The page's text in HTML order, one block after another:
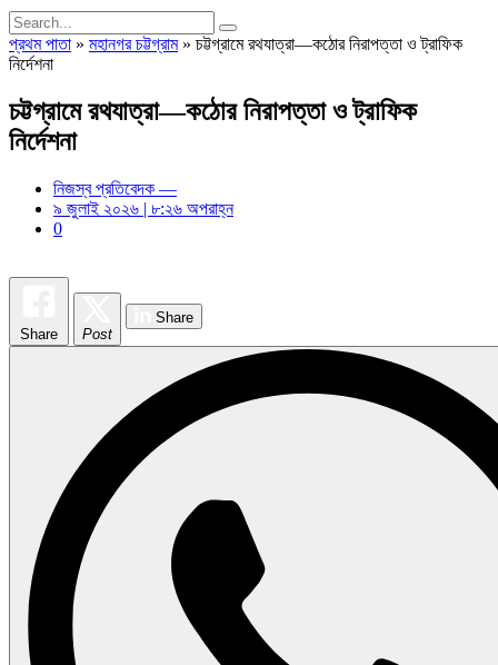
প্রথম পাতা » মহানগর চট্টগ্রাম» চট্টগ্রামে রথযাত্রা—কঠোর নিরাপত্তা ও ট্রাফিক
নির্দেশনা
চট্টগ্রামে রথযাত্রা—কঠোর নিরাপত্তা ও ট্রাফিক
নির্দেশনা
নিজস্ব প্রতিবেদক —
৯ জুলাই ২০২৬ | ৮:২৬ অপরাহ্ন
0
Share Post
Share